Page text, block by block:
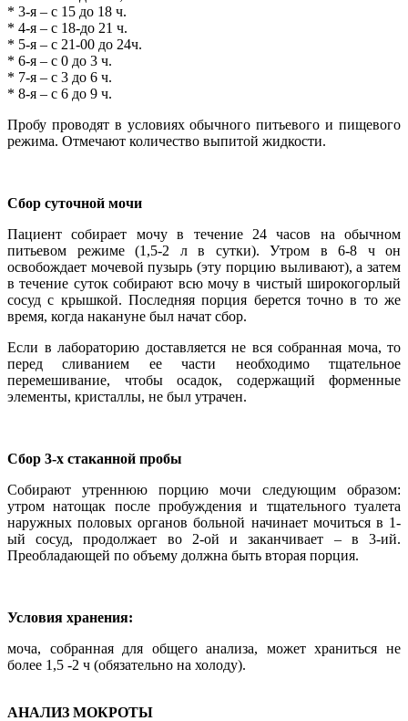
* 3-я – с 15 до 18 ч.
* 4-я – с 18-до 21 ч.
* 5-я – с 21-00 до 24ч.
* 6-я – с 0 до 3 ч.
* 7-я – с 3 до 6 ч.
* 8-я – с 6 до 9 ч.
Пробу проводят в условиях обычного питьевого и пищевого
режима. Отмечают количество выпитой жидкости.
Сбор суточной мочи
Пациент собирает мочу в течение 24 часов на обычном
питьевом режиме (1,5-2 л в сутки). Утром в 6-8 ч он
освобождает мочевой пузырь (эту порцию выливают), а затем
в течение суток собирают всю мочу в чистый широкогорлый
сосуд с крышкой. Последняя порция берется точно в то же
время, когда накануне был начат сбор.
Если в лабораторию доставляется не вся собранная моча, то
перед сливанием ее части необходимо тщательное
перемешивание, чтобы осадок, содержащий форменные
элементы, кристаллы, не был утрачен.
Сбор 3-х стаканной пробы
Собирают утреннюю порцию мочи следующим образом:
утром натощак после пробуждения и тщательного туалета
наружных половых органов больной начинает мочиться в 1-
ый сосуд, продолжает во 2-ой и заканчивает – в 3-ий.
Преобладающей по объему должна быть вторая порция.
Условия хранения:
моча, собранная для общего анализа, может храниться не
более 1,5 -2 ч (обязательно на холоду).
АНАЛИЗ МОКРОТЫ